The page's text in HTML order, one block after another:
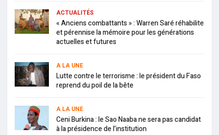
ACTUALITÉS
« Anciens combattants » : Warren Saré réhabilite
et pérennise la mémoire pour les générations
actuelles et futures
A LA UNE
Lutte contre le terrorisme : le président du Faso
reprend du poil de la bête
A LA UNE
Ceni Burkina : le Sao Naaba ne sera pas candidat
à la présidence de l’institution